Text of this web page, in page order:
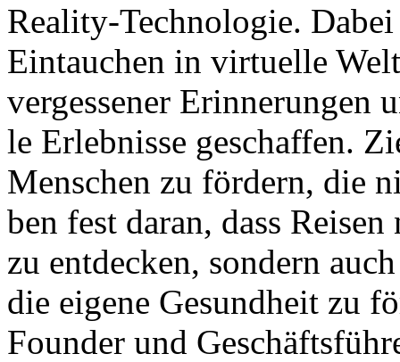
Reality-Tech­nolo­gie.
Ein­tau­chen in vir­tuel­le
ver­ges­sener Er­in­nerun­gen
le Er­leb­nis­se ge­schaf­fen.
Men­schen zu för­dern, die
ben fest daran, dass
zu ent­decken, son­dern
die eigene Ge­sund­heit zu
Founder und